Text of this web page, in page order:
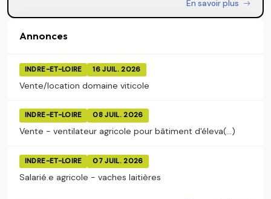
En savoir plus
Annonces
INDRE-ET-LOIRE 16 JUIL. 2026
Vente/location domaine viticole
INDRE-ET-LOIRE 08 JUIL. 2026
Vente - ventilateur agricole pour bâtiment d'éleva(...)
INDRE-ET-LOIRE 07 JUIL. 2026
Salarié.e agricole - vaches laitières